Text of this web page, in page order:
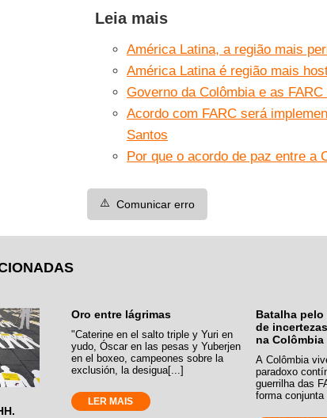
Leia mais
América Latina, a região mais
América Latina é região mais
Governo da Colômbia e as
Acordo com FARC será
Santos
Por que o acordo de paz entre a
⚠️ Comunicar erro
Oro entre lágrimas
"Caterine en el salto triple y Yuri en
yudo, Óscar en las pesas y Yuberjen
en el boxeo, campeones sobre la
exclusión, la desigua[...]
LER MAIS
Batalha
de
na Colômbia
A Colômbia
paradoxo
guerrilha das
forma conjunta